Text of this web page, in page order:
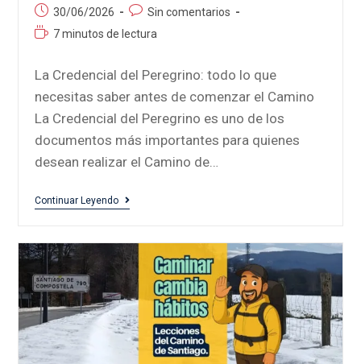
30/06/2026
Sin comentarios
7 minutos de lectura
La Credencial del Peregrino: todo lo que
necesitas saber antes de comenzar el Camino
La Credencial del Peregrino es uno de los
documentos más importantes para quienes
desean realizar el Camino de…
Continuar Leyendo